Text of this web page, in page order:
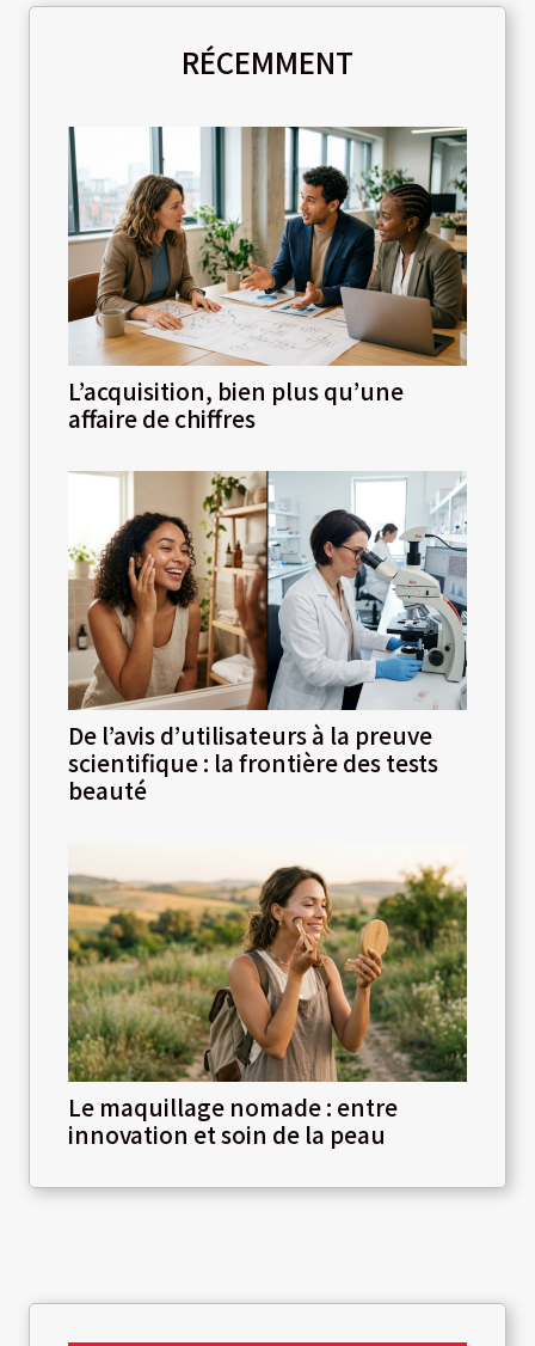
RÉCEMMENT
L’acquisition, bien plus qu’une
affaire de chiffres
De l’avis d’utilisateurs à la preuve
scientifique : la frontière des tests
beauté
Le maquillage nomade : entre
innovation et soin de la peau